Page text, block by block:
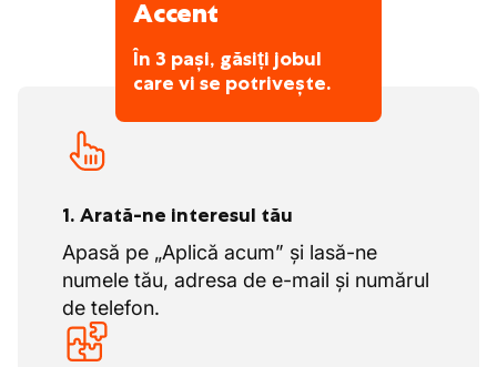
Accent
În 3 pași, găsiți jobul
care vi se potrivește.
1. Arată-ne interesul tău
Apasă pe „Aplică acum” și lasă-ne
numele tău, adresa de e-mail și numărul
de telefon.